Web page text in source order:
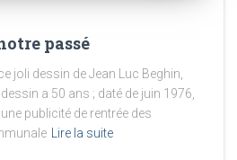
passé
joli dessin de Jean Luc Beghin,
a 50 ans ; daté de juin 1976,
publicité de rentrée des
Lire la suite